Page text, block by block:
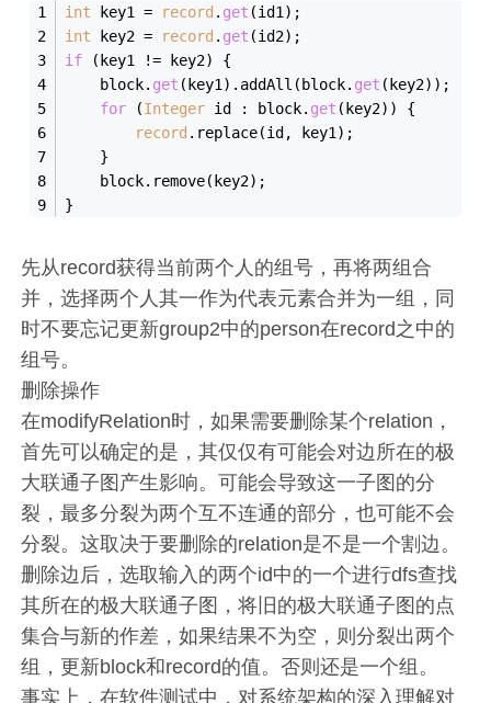
int key1 = record . get (id1);
int key2 = record . get (id2);
if (key1 != key2) {
    block.
get (key1).addAll(block. get (key2));
for (Integer id : block. get (key2)) {
record .replace(id, key1);
    }
    block.remove(key2);
}
先从record获得当前两个人的组号，再将两组合
并，选择两个人其一作为代表元素合并为一组，同
时不要忘记更新group2中的person在record之中的
组号。
删除操作
在modifyRelation时，如果需要删除某个relation，
首先可以确定的是，其仅仅有可能会对边所在的极
大联通子图产生影响。可能会导致这一子图的分
裂，最多分裂为两个互不连通的部分，也可能不会
分裂。这取决于要删除的relation是不是一个割边。
删除边后，选取输入的两个id中的一个进行dfs查找
其所在的极大联通子图，将旧的极大联通子图的点
集合与新的作差，如果结果不为空，则分裂出两个
组，更新block和record的值。否则还是一个组。
事实上，在软件测试中，对系统架构的深入理解对